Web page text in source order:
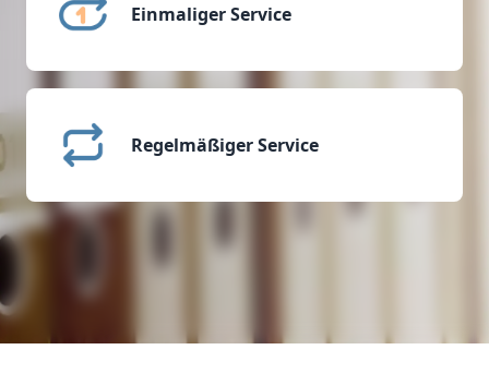
Einmaliger Service
Regelmäßiger Service